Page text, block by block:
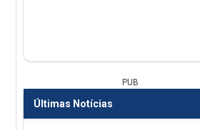
PUB
Últimas Notícias